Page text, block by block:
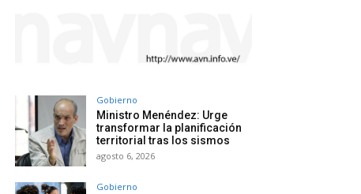
Gobierno
Ministro Menéndez: Urge
transformar la planificación
territorial tras los sismos
agosto 6, 2026
Gobierno